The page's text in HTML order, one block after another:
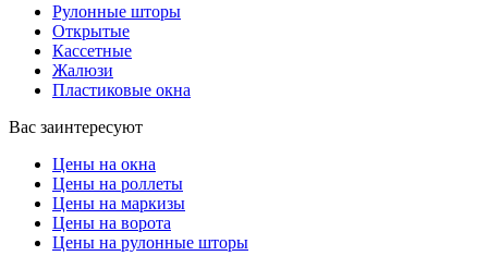
Рулонные шторы
Открытые
Кассетные
Жалюзи
Пластиковые окна
Вас заинтересуют
Цены на окна
Цены на роллеты
Цены на маркизы
Цены на ворота
Цены на рулонные шторы